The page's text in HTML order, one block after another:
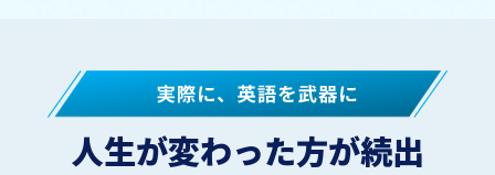
人生が変わった方が続出